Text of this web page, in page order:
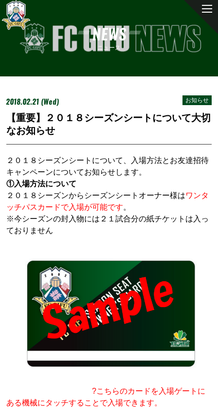
NEWS
ニュース
2018.02.21 (Wed) お知らせ
【重要】２０１８シーズンシートについて大切
なお知らせ
２０１８シーズンシートについて、入場方法とお友達招待
キャンペーンについてお知らせします。
①入場方法について
２０１８シーズンからシーズンシートオーナー様はワンタ
ッチパスカードで入場が可能です。
※今シーズンの封入物には２１試合分の紙チケットは入っ
ておりません
?こちらのカードを入場ゲートに
ある機械にタッチすることで入場できます。